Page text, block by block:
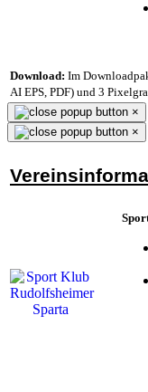
Download: Im
AI EPS, PDF) und 3
×
×